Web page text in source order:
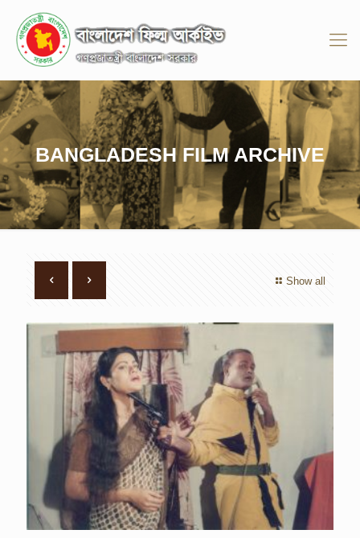
BANGLADESH FILM ARCHIVE
Show all